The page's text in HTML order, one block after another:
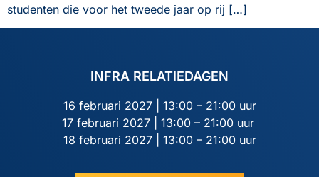
studenten die voor het tweede jaar op rij […]
INFRA RELATIEDAGEN
16 februari 2027 | 13:00 – 21:00 uur
17 februari 2027 | 13:00 – 21:00 uur
18 februari 2027 | 13:00 – 21:00 uur